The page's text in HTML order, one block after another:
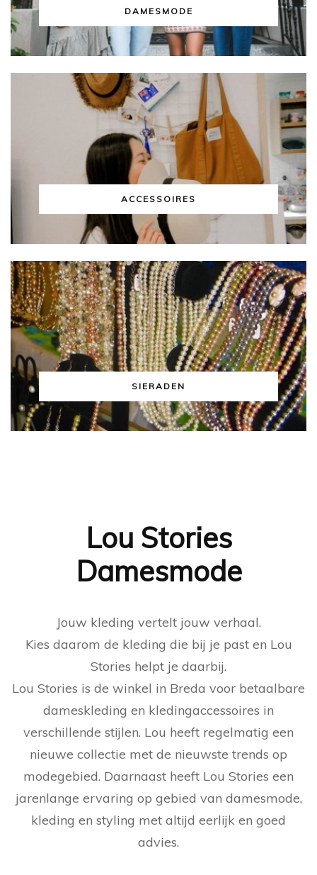
DAMESMODE
ACCESSOIRES
SIERADEN
Lou Stories
Damesmode
Jouw kleding vertelt jouw verhaal.
Kies daarom de kleding die bij je past en Lou
Stories helpt je daarbij.
Lou Stories is de winkel in Breda voor betaalbare
dameskleding en kledingaccessoires in
verschillende stijlen. Lou heeft regelmatig een
nieuwe collectie met de nieuwste trends op
modegebied. Daarnaast heeft Lou Stories een
jarenlange ervaring op gebied van damesmode,
kleding en styling met altijd eerlijk en goed
advies.